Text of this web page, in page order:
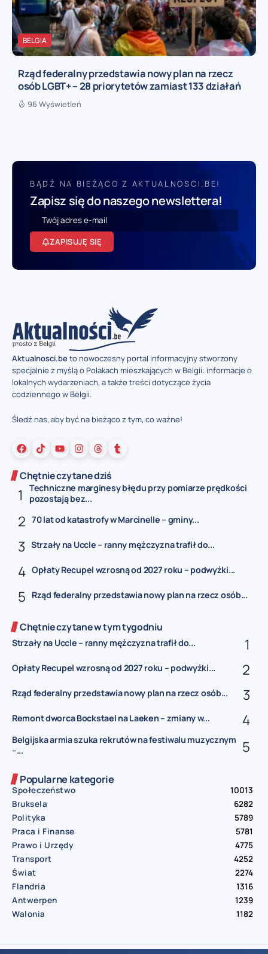
BELGIA
Rząd federalny przedstawia nowy plan na rzecz
osób LGBT+ – 28 priorytetów zamiast 133 działań
96 Wyświetleń
BĄDŹ NA BIEŻĄCO Z AKTUALNOSCI.BE!
Zapisz się do naszego newslettera!
ZAPISUJĘ SIĘ
Aktualnosci.beto nowoczesny portal informacyjny stworzony
specjalnie z myślą o Polakach mieszkających w Belgii: informacje o
lokalnych wydarzeniach, a także treści dotyczące życia
codziennego w Belgii.
Śledź nas, aby być na bieżąco z tym, co ważne!
Chętnie czytane dziś
Techniczne marginesy błędu przy pomiarze prędkości
pozostają bez...
70 lat od katastrofy w Marcinelle – gminy...
Strzały na Uccle – ranny mężczyzna trafił do...
Opłaty Recupel wzrosną od 2027 roku – podwyżki...
Rząd federalny przedstawia nowy plan na rzecz osób...
Chętnie czytane w tym tygodniu
Strzały na Uccle – ranny mężczyzna trafił do...
Opłaty Recupel wzrosną od 2027 roku – podwyżki...
Rząd federalny przedstawia nowy plan na rzecz osób...
Remont dworca Bockstael na Laeken – zmiany w...
Belgijska armia szuka rekrutów na festiwalu muzycznym
–...
Popularne kategorie
Społeczeństwo
10013
Bruksela
6282
Polityka
5789
Praca i Finanse
5781
Prawo i Urzędy
4775
Transport
4252
Świat
2274
Flandria
1316
Antwerpen
1239
Walonia
1182